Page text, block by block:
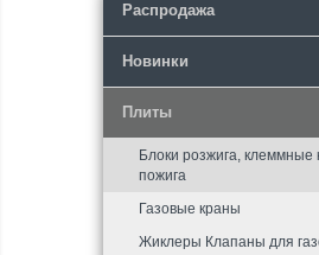
Распродажа
Новинки
Плиты
Блоки розжига, клеммные
пожига
Газовые краны
Жиклеры Клапаны для